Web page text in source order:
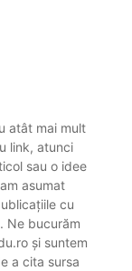
atât mai mult
link, atunci
sau o idee
asumat
cu
Ne bucurăm
și suntem
a cita sursa